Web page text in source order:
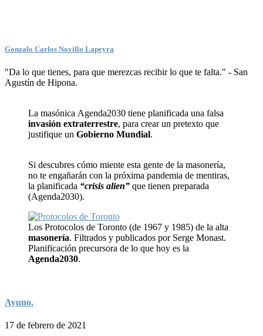
Gonzalo Carlos Novillo Lapeyra
"Da lo que tienes, para que merezcas recibir lo que te falta." - San
Agustín de Hipona.
La masónica Agenda2030 tiene planificada una falsa
invasión extraterrestre, para crear un pretexto que
justifique un Gobierno Mundial.
Si descubres cómo miente esta gente de la masonería,
no te engañarán con la próxima pandemia de mentiras,
la planificada “crisis alien” que tienen preparada
(Agenda2030).
Los Protocolos de Toronto (de 1967 y 1985) de la alta
masonería. Filtrados y publicados por Serge Monast.
Planificación precursora de lo que hoy es la
Agenda2030.
Ayuno.
17 de febrero de 2021